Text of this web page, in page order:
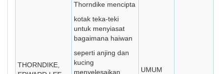
THORNDIKE,
Thorndike mencipta
kotak teka-teki
untuk menyiasat
bagaimana haiwan
seperti anjing dan
kucing
menyelesaikan
UMUM